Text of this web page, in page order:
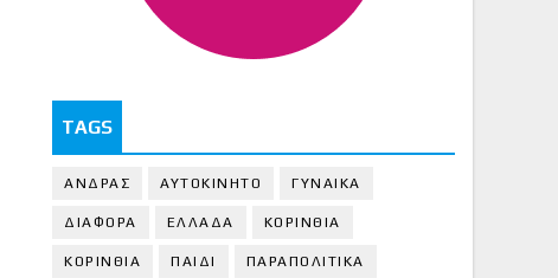
TAGS
ΑΝΔΡΑΣ ΑΥΤΟΚΙΝΗΤΟ ΓΥΝΑΙΚΑ
ΔΙΑΦΟΡΑ ΕΛΛΑΔΑ ΚΟΡΙΝΘΙΑ
ΚΟΡΙΝΘΙA ΠΑΙΔΙ ΠΑΡΑΠΟΛΙΤΙΚΑ